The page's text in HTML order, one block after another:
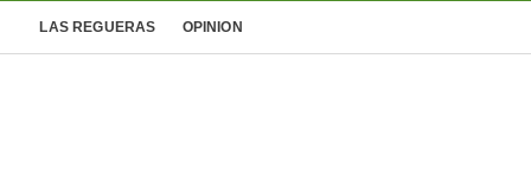
LAS REGUERAS OPINION